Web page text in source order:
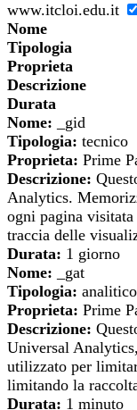
www.itcloi.edu.it
Nome
Tipologia
Proprieta
Descrizione
Durata
Nome: _gid
Tipologia: tecnico
Proprieta: Prime
Descrizione:
Analytics.
ogni pagina
traccia delle
Durata: 1 giorno
Nome: _gat
Tipologia: analitico
Proprieta: Prime
Descrizione:
Universal
utilizzato per
limitando la
Durata: 1 minuto